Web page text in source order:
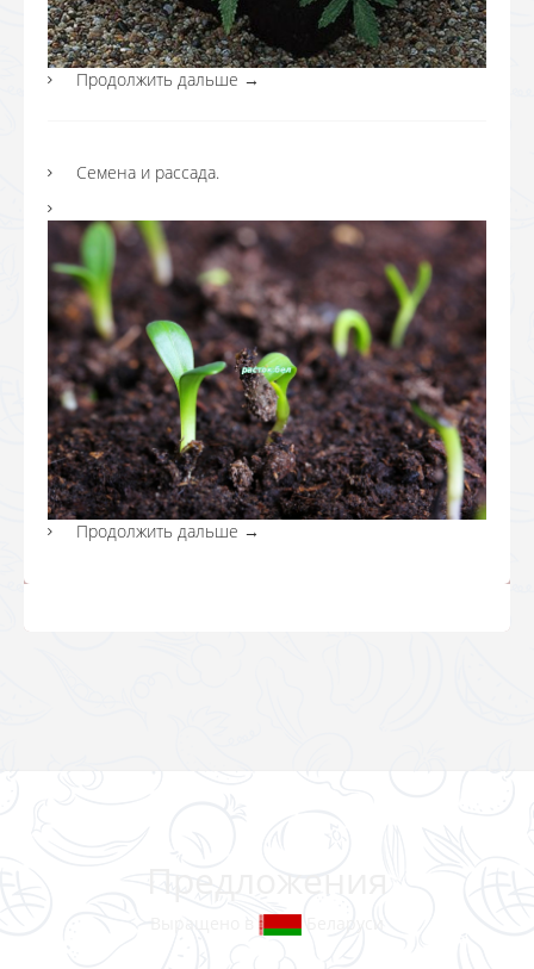
Продолжить дальше →
Семена и рассада.
Продолжить дальше →